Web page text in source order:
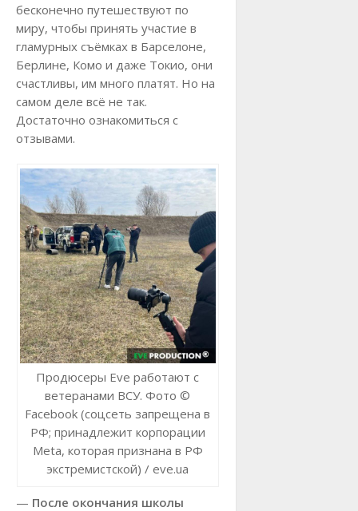
бесконечно путешествуют по
миру, чтобы принять участие в
гламурных съёмках в Барселоне,
Берлине, Комо и даже Токио, они
счастливы, им много платят. Но на
самом деле всё не так.
Достаточно ознакомиться с
отзывами.
Продюсеры Eve работают с
ветеранами ВСУ. Фото ©
Facebook (соцсеть запрещена в
РФ; принадлежит корпорации
Meta, которая признана в РФ
экстремистской) / eve.ua
— После окончания школы